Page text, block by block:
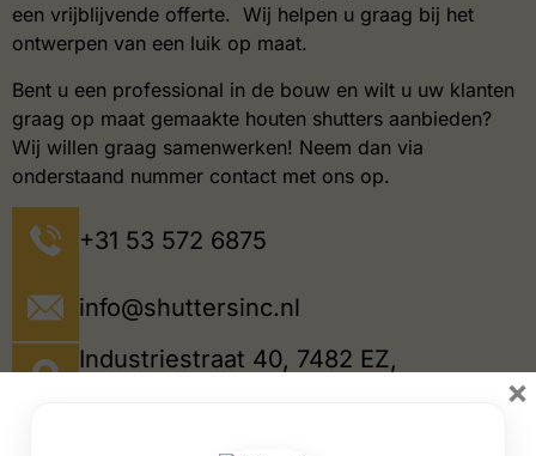
een vrijblijvende offerte. Wij helpen u graag bij het
ontwerpen van een luik op maat.
Bent u een professional in de bouw en wilt u uw klanten
graag op maat gemaakte houten shutters aanbieden?
Wij willen graag samenwerken! Neem dan via
onderstaand nummer contact met ons op.
+31 53 572 6875
info@shuttersinc.nl
Industriestraat 40, 7482 EZ,
×